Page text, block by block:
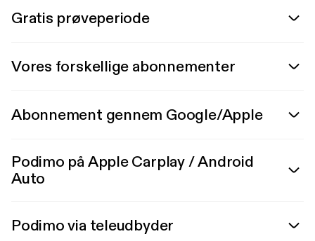
Gratis prøveperiode
Vores forskellige abonnementer
Abonnement gennem Google/Apple
Podimo på Apple Carplay / Android
Auto
Podimo via teleudbyder